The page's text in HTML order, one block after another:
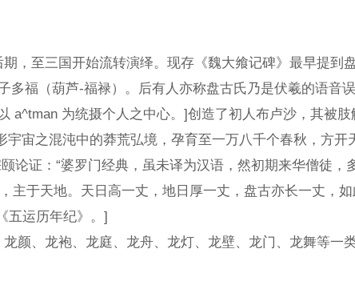
，至三国开始流转演绎。现存《魏大飨记碑》最早提
多福（葫芦-福禄）。后有人亦称盘古氏乃是伏羲的语
a^tman 为统摄个人之中心。]创造了初人布卢沙，其
宙之混沌中的莽荒弘境，孕育至一万八千个春秋，方
论证：“婆罗门经典，虽未译为汉语，然初期来华僧
于天地。天日高一丈，地日厚一丈，盘古亦长一丈
五运历年纪》。]
颜、龙袍、龙庭、龙舟、龙灯、龙壁、龙门、龙舞等